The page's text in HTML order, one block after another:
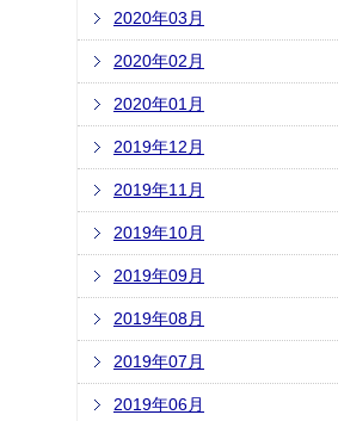
2020年03月
2020年02月
2020年01月
2019年12月
2019年11月
2019年10月
2019年09月
2019年08月
2019年07月
2019年06月